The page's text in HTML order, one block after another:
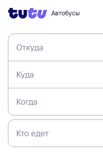
Автобусы
Откуда
Куда
Когда
Кто едет